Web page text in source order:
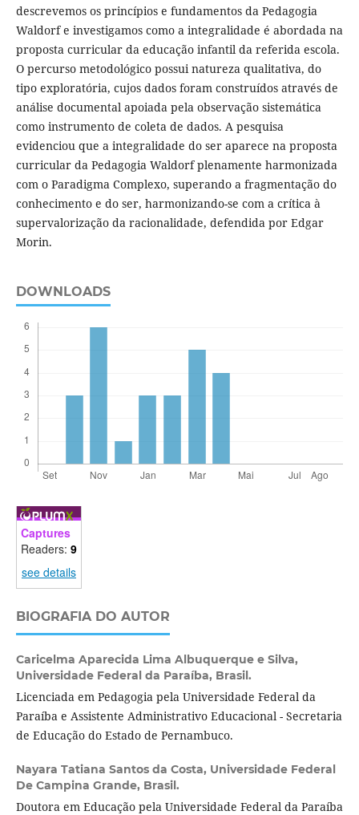
descrevemos os princípios e fundamentos da Pedagogia
Waldorf e investigamos como a integralidade é abordada na
proposta curricular da educação infantil da referida escola.
O percurso metodológico possui natureza qualitativa, do
tipo exploratória, cujos dados foram construídos através de
análise documental apoiada pela observação sistemática
como instrumento de coleta de dados. A pesquisa
evidenciou que a integralidade do ser aparece na proposta
curricular da Pedagogia Waldorf plenamente harmonizada
com o Paradigma Complexo, superando a fragmentação do
conhecimento e do ser, harmonizando-se com a crítica à
supervalorização da racionalidade, defendida por Edgar
Morin.
DOWNLOADS
Captures
Readers: 9
see details
BIOGRAFIA DO AUTOR
Caricelma Aparecida Lima Albuquerque e Silva,
Universidade Federal da Paraíba, Brasil.
Licenciada em Pedagogia pela Universidade Federal da
Paraíba e Assistente Administrativo Educacional - Secretaria
de Educação do Estado de Pernambuco.
Nayara Tatiana Santos da Costa, Universidade Federal
De Campina Grande, Brasil.
Doutora em Educação pela Universidade Federal da Paraíba